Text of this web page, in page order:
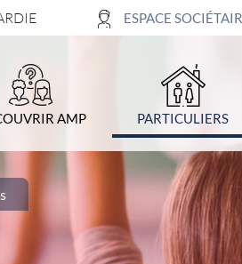
4-Recherche ESPACE
AMP PARTICULIERS